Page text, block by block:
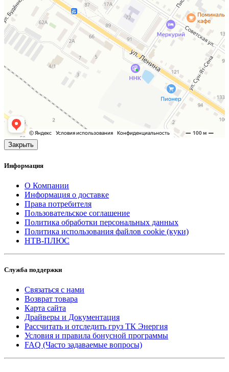
Закрыть
Информация
О Компании
Информация о доставке
Права потребителя
Пользовательское соглашение
Политика обработки персональных данных
Политика использования файлов cookie (куки)
НТВ-ПЛЮС
Служба поддержки
Связаться с нами
Возврат товара
Карта сайта
Драйверы и Документация
Рассчитать и отследить груз ТК Энергия
Условия и правила бонусной программы
FAQ (Часто задаваемые вопросы)